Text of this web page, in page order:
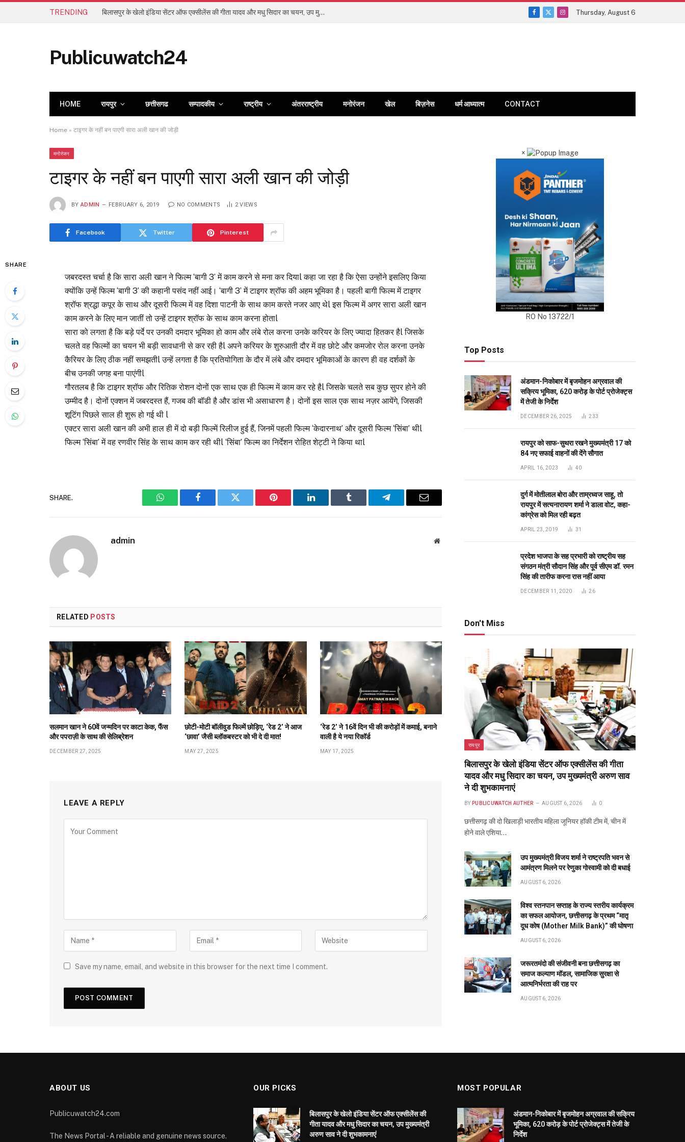
TRENDING बिलासपुर के खेलो इंडिया सेंटर ऑफ एक्सीलेंस की गीता यादव और मधु सिदार का चयन, उप मुख्यमंत्री अरुण साव ने दी शुभकामनाएं
Facebook
X
Instagram
Thursday, August 6
Publicuwatch24
HOME रायपुर छत्तीसगढ सम्पादकीय राष्ट्रीय अंतरराष्ट्रीय मनोरंजन खेल बिज़नेस धर्म आध्यात्म CONTACT
Home » टाइगर के नहीं बन पाएगी सारा अली खान की जोड़ी
मनोरंजन
टाइगर के नहीं बन पाएगी सारा अली खान की जोड़ी
BY ADMIN FEBRUARY 6, 2019 NO COMMENTS 2VIEWS
Facebook Twitter Pinterest
SHARE
जबरदस्त चर्चा है कि सारा अली खान ने फिल्म ‘बागी 3’ में काम करने से मना कर दियाl कहा जा रहा है कि ऐसा उन्होंने इसलिए किया
क्योंकि उन्हें फिल्म ‘बागी 3’ की कहानी पसंद नहीं आई। ‘बागी 3’ में टाइगर श्रॉफ की अहम भूमिका है। पहली बागी फिल्म में टाइगर
श्रॉफ श्रद्धा कपूर के साथ और दूसरी फिल्म में वह दिशा पाटनी के साथ काम करते नजर आए थेl इस फिल्म में अगर सारा अली खान
काम करने के लिए मान जातीं तो उन्हें टाइगर श्रॉफ के साथ काम करना होताl
सारा को लगता है कि बड़े पर्दे पर उनकी दमदार भूमिका हो काम और लंबे रोल करना उनके करियर के लिए ज्यादा हितकर हैl जिसके
चलते वह फिल्मों का चयन भी बड़ी सावधानी से कर रही हैl अपने करियर के शुरुआती दौर में वह छोटे और कमजोर रोल करना उनके
कैरियर के लिए ठीक नहीं समझतीl उन्हें लगता है कि प्रतियोगिता के दौर में लंबे और दमदार भूमिकाओं के कारण ही वह दर्शकों के
बीच उनकी जगह बना पाएंगीl
गौरतलब है कि टाइगर श्रॉफ और रितिक रोशन दोनों एक साथ एक ही फिल्म में काम कर रहे हैl जिसके चलते सब कुछ सुपर होने की
उम्मीद है। दोनों एक्शन में जबरदस्त हैं, गजब की बॉडी है और डांस भी असाधारण है। दोनों इस साल एक साथ नज़र आयेंगे, जिसकी
शूटिंग पिछले साल ही शुरू हो गई थी l
एक्टर सारा अली खान की अभी हाल ही में दो बड़ी फिल्में रिलीज हुई हैं, जिनमें पहली फिल्म ‘केदारनाथ’ और दूसरी फिल्म ‘सिंबा’ थीl
फिल्म ‘सिंबा’ में वह रणवीर सिंह के साथ काम कर रही थीl ‘सिंबा’ फिल्म का निर्देशन रोहित शेट्टी ने किया थाl
SHARE.
WhatsAppFacebook Twitter Pinterest LinkedIn Tumblr Telegram Email
admin Website
RELATED POSTS
सलमान खान ने 60वें जन्मदिन पर काटा केक, फैंस
और पपराज़ी के साथ की सेलिब्रेशन
DECEMBER 27, 2025
छोटी-मोटी बॉलीवुड फिल्में छोड़िए, ‘रेड 2’ ने आज
‘छावा’ जैसी ब्लॉकबस्टर को भी दे दी मात!
MAY 27, 2025
‘रेड 2’ ने 16वें दिन भी की करोड़ों में कमाई, बनाने
वाली है ये नया रिकॉर्ड
MAY 17, 2025
LEAVE A REPLY
Save my name, email, and website in this browser for the next time I comment.
×
RO No 13722/1
Top Posts
अंडमान-निकोबार में बृजमोहन अग्रवाल की
सक्रिय भूमिका, 620 करोड़ के पोर्ट प्रोजेक्ट्स
में तेजी के निर्देश
DECEMBER 26, 2025 233
रायपुर को साफ-सुथरा रखने मुख्यमंत्री 17 को
84 नए सफाई वाहनों की देंगे सौगात
APRIL 16, 2023 40
दुर्ग में मोतीलाल बोरा और ताम्रध्वज साहू, तो
रायपुर में सत्यनारायण शर्मा ने डाला वोट, कहा-
कांग्रेस को मिल रही बढ़त
APRIL 23, 2019 31
प्रदेश भाजपा के सह प्रभारी को राष्ट्रीय सह
संगठन मंत्री सौदान सिंह और पूर्व सीएम डॉ. रमन
सिंह की तारीफ करना रास नहीं आया
DECEMBER 11, 2020 26
Don't Miss
रायपुर
बिलासपुर के खेलो इंडिया सेंटर ऑफ एक्सीलेंस की गीता
यादव और मधु सिदार का चयन, उप मुख्यमंत्री अरुण साव
ने दी शुभकामनाएं
BY PUBLICUWATCH AUTHER AUGUST 6, 2026 0
छत्तीसगढ़ की दो खिलाड़ी भारतीय महिला जूनियर हॉकी टीम में, चीन में
होने वाले एशिया…
उप मुख्यमंत्री विजय शर्मा ने राष्ट्रपति भवन से
आमंत्रण मिलने पर रेणुका गोस्वामी को दी बधाई
AUGUST 6, 2026
विश्व स्तनपान सप्ताह के राज्य स्तरीय कार्यक्रम
का सफल आयोजन, छत्तीसगढ़ के प्रथम “मातृ
दूध कोष (Mother Milk Bank)” की घोषणा
AUGUST 6, 2026
जरूरतमंदो की संजीवनी बना छत्तीसगढ़ का
समाज कल्याण मॉडल, सामाजिक सुरक्षा से
आत्मनिर्भरता की राह पर
AUGUST 6, 2026
ABOUT US
Publicuwatch24.com
The News Portal - A reliable and genuine news source.
OUR PICKS
बिलासपुर के खेलो इंडिया सेंटर ऑफ एक्सीलेंस की
गीता यादव और मधु सिदार का चयन, उप मुख्यमंत्री
अरुण साव ने दी शुभकामनाएं
MOST POPULAR
अंडमान-निकोबार में बृजमोहन अग्रवाल की सक्रिय
भूमिका, 620 करोड़ के पोर्ट प्रोजेक्ट्स में तेजी के
निर्देश